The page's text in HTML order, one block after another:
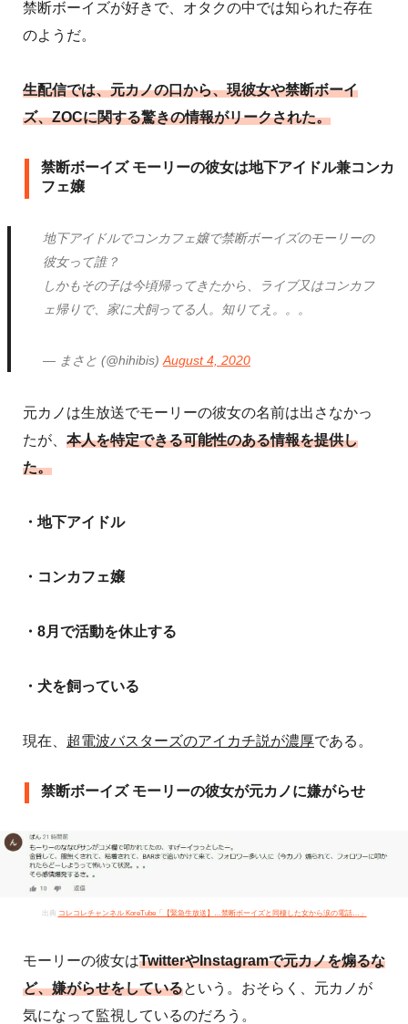
禁断ボーイズが好きで、オタクの中では知られた存在
のようだ。
生配信では、元カノの口から、現彼女や禁断ボーイ
ズ、ZOCに関する驚きの情報がリークされた。
禁断ボーイズ モーリーの彼女は地下アイドル兼コンカ
フェ嬢
地下アイドルでコンカフェ嬢で禁断ボーイズのモーリーの
彼女って誰？
しかもその子は今頃帰ってきたから、ライブ又はコンカフ
ェ帰りで、家に犬飼ってる人。知りてえ。。。
— まさと (@hihibis)August 4, 2020
元カノは生放送でモーリーの彼女の名前は出さなかっ
たが、 本人を特定できる可能性のある情報を提供し
た。
・地下アイドル
・コンカフェ嬢
・8月で活動を休止する
・犬を飼っている
現在、 超電波バスターズのアイカチ説が濃厚である。
禁断ボーイズ モーリーの彼女が元カノに嫌がらせ
出典 コレコレチャンネル KoreTube「【緊急生放送】…禁断ボーイズと同棲した女から涙の電話…」
モーリーの彼女はTwitterやInstagramで元カノを煽るな
ど、嫌がらせをしているという。おそらく、元カノが
気になって監視しているのだろう。